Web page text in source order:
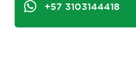
+57 3103144418